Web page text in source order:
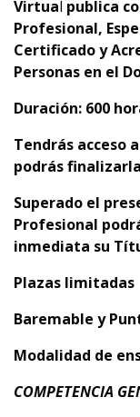
Virtual publica
Profesional,
Certificado y
Personas en el
Duración: 600
Tendrás acceso
podrás
Superado el
Profesional
inmediata su
Plazas limitadas
Baremable y
Modalidad de
COMPETENCIA